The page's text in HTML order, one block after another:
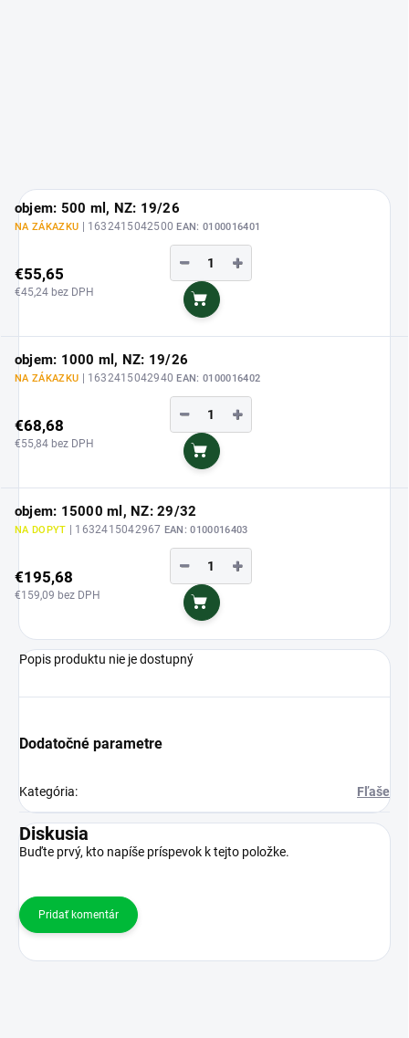
objem: 500 ml, NZ: 19/26
NA ZÁKAZKU | 1632415042500EAN: 0100016401
€55,65
€45,24 bez DPH
+
−
Do košíka
objem: 1000 ml, NZ: 19/26
NA ZÁKAZKU | 1632415042940EAN: 0100016402
€68,68
€55,84 bez DPH
+
−
Do košíka
objem: 15000 ml, NZ: 29/32
NA DOPYT | 1632415042967 EAN: 0100016403
€195,68
€159,09 bez DPH
+
−
Do košíka
Popis produktu nie je dostupný
Dodatočné parametre
Kategória: Fľaše
Diskusia
Buďte prvý, kto napíše príspevok k tejto položke.
Pridať komentár